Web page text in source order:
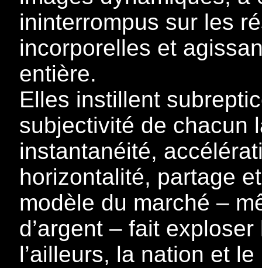
ininterrompus sur les
incorporelles et
entière.
Elles instillent
subjectivité de chacun
instantanéité,
horizontalité, partage
modèle du marché –
d’argent – fait
l’ailleurs, la nation et